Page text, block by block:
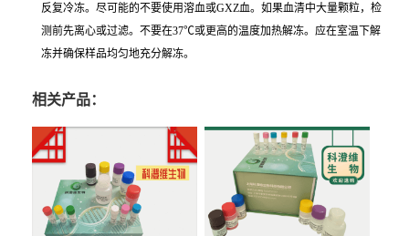
反复冷冻。尽可能的不要使用溶血或GXZ血。如果血清中大量颗粒，检
测前先离心或过滤。不要在37℃或更高的温度加热解冻。应在室温下解
冻并确保样品均匀地充分解冻。
相关产品：